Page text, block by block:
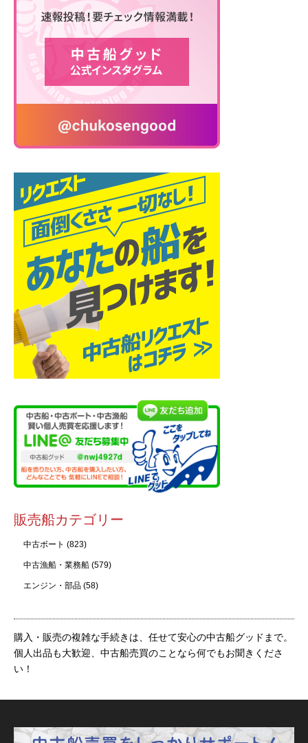
販売船カテゴリー
中古ボート (823)
中古漁船・業務船 (579)
エンジン・部品 (58)
購入・販売の複雑な手続きは、任せて安心の中古船グッドまで。
個人出品も大歓迎、中古船売買のことなら何でもお聞きくださ
い！